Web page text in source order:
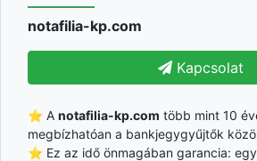
notafilia-kp.com
Kapcsolat
⭐ A notafilia-kp.com több mint 10
megbízhatóan a bankjegygyűjtők
⭐ Ez az idő önmagában garancia: